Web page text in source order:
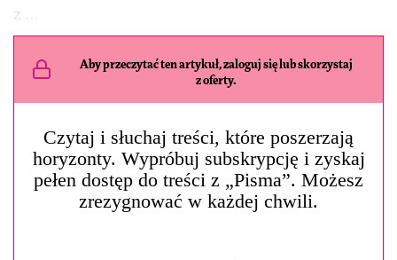
z …
Aby przeczytać ten artykuł, zaloguj się lub skorzystaj
z oferty.
Czytaj i słuchaj treści, które poszerzają
horyzonty. Wypróbuj subskrypcję i zyskaj
pełen dostęp do treści z „Pisma”. Możesz
zrezygnować w każdej chwili.